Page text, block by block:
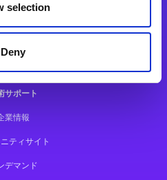
selection
Deny
xpi製品詳細
後手続きのご案内
Cloud Gateway
サポート
業情報
ティサイト
デマンド